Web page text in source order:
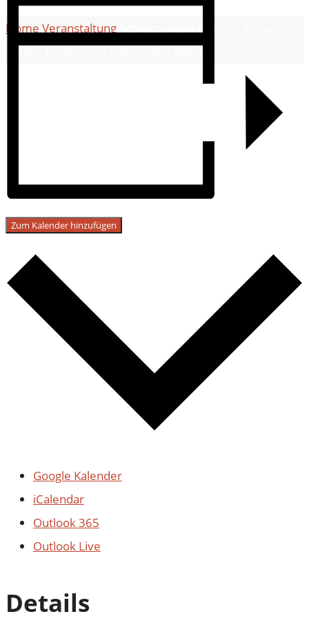
Home Veranstaltung
Zum Kalender hinzufügen
Google Kalender
iCalendar
Outlook 365
Outlook Live
Details